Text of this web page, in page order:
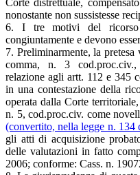
nonostante non sussistesse
6. I tre motivi del ricorso
congiuntamente e devono
7. Preliminarmente, la
comma, n. 3
relazione agli artt. 112 e 345
in una contestazione della
operata dalla Corte
n. 5, cod.proc.civ. come
(convertito, nella legge n. 134
gli atti di acquisizione
delle valutazioni in fatto
2006; conforme: Cass. n.